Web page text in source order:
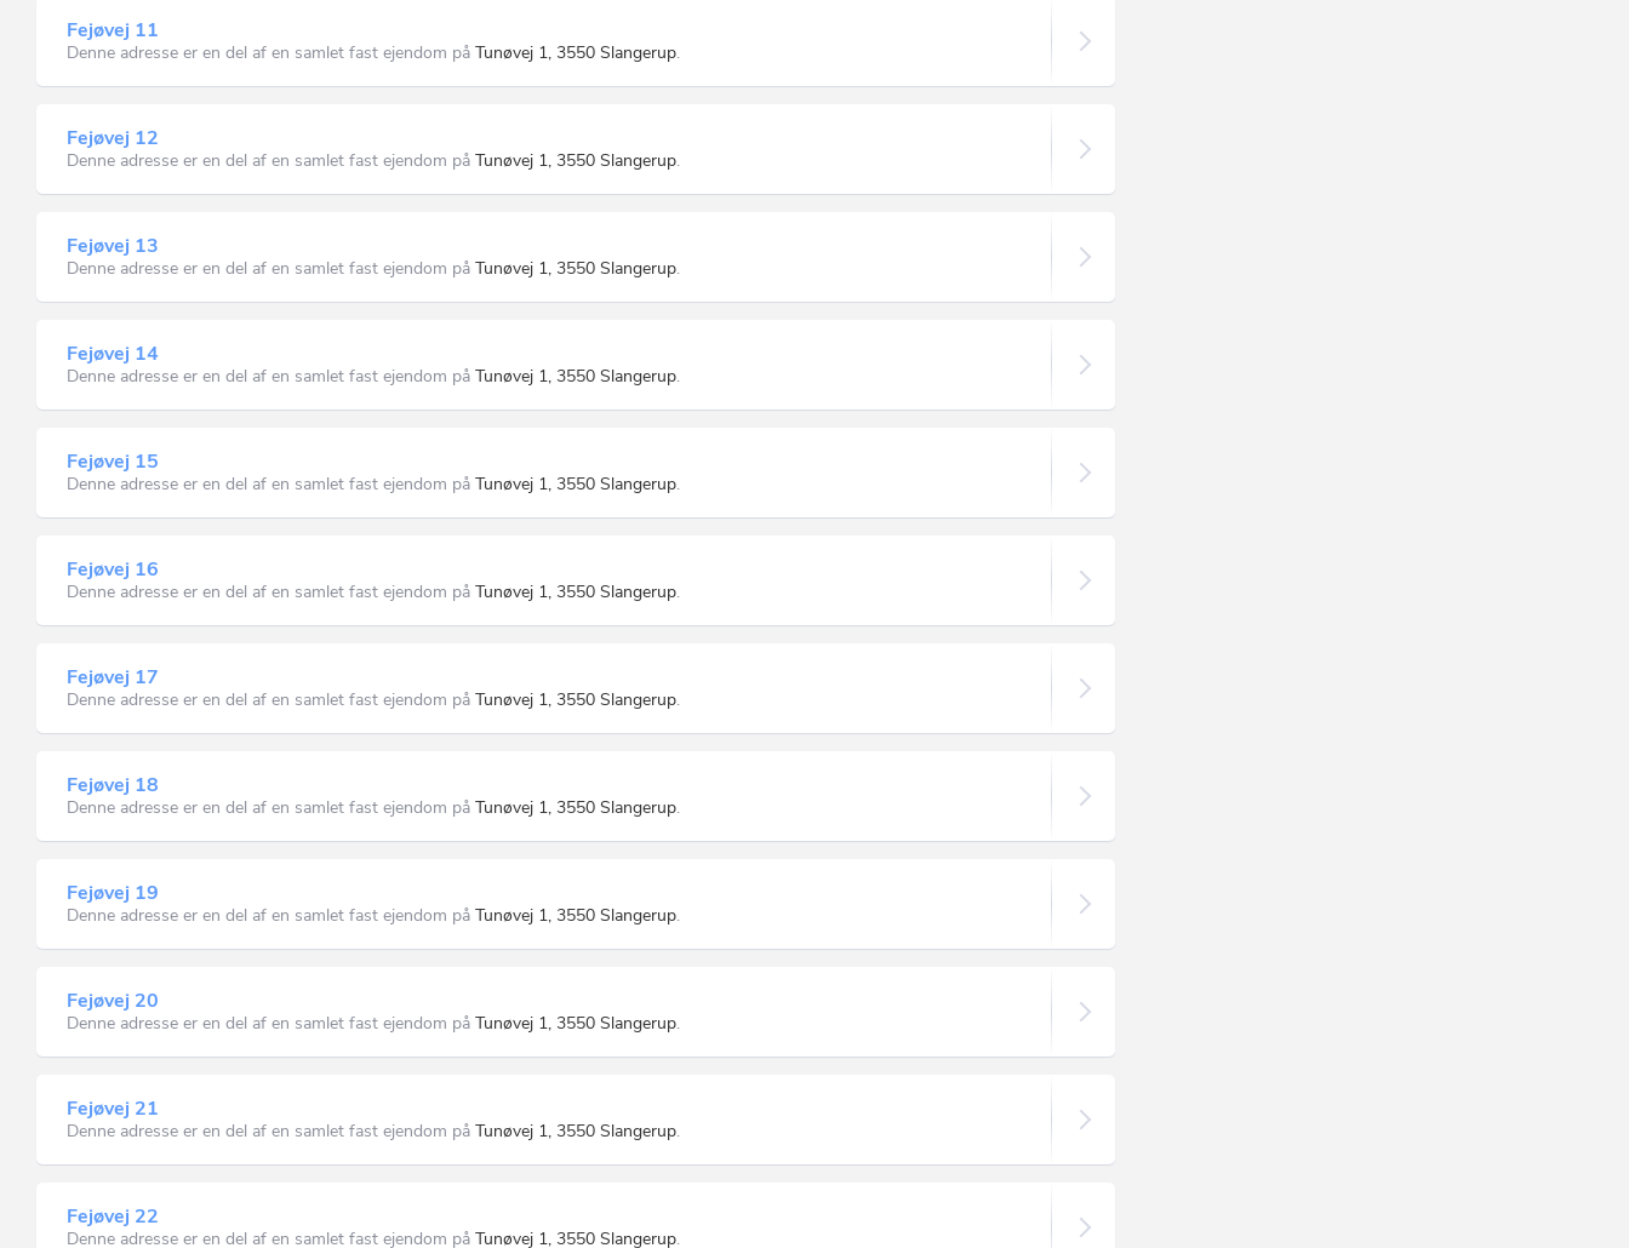
Fejøvej 11
Denne adresse er en del af en samlet fast ejendom på Tunøvej 1, 3550 Slangerup.
Fejøvej 12
Denne adresse er en del af en samlet fast ejendom på Tunøvej 1, 3550 Slangerup.
Fejøvej 13
Denne adresse er en del af en samlet fast ejendom på Tunøvej 1, 3550 Slangerup.
Fejøvej 14
Denne adresse er en del af en samlet fast ejendom på Tunøvej 1, 3550 Slangerup.
Fejøvej 15
Denne adresse er en del af en samlet fast ejendom på Tunøvej 1, 3550 Slangerup.
Fejøvej 16
Denne adresse er en del af en samlet fast ejendom på Tunøvej 1, 3550 Slangerup.
Fejøvej 17
Denne adresse er en del af en samlet fast ejendom på Tunøvej 1, 3550 Slangerup.
Fejøvej 18
Denne adresse er en del af en samlet fast ejendom på Tunøvej 1, 3550 Slangerup.
Fejøvej 19
Denne adresse er en del af en samlet fast ejendom på Tunøvej 1, 3550 Slangerup.
Fejøvej 20
Denne adresse er en del af en samlet fast ejendom på Tunøvej 1, 3550 Slangerup.
Fejøvej 21
Denne adresse er en del af en samlet fast ejendom på Tunøvej 1, 3550 Slangerup.
Fejøvej 22
Denne adresse er en del af en samlet fast ejendom på Tunøvej 1, 3550 Slangerup.